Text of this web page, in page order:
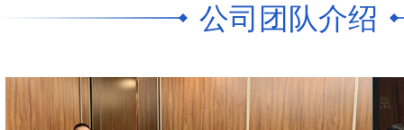
公司团队介绍